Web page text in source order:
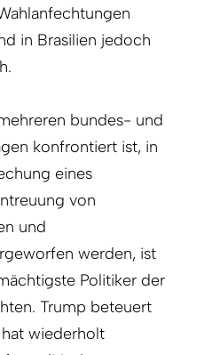
in Brasilien jedoch
bundes- und
konfrontiert ist, in
eines
von
und
werden, ist
Politiker der
Trump beteuert
wiederholt